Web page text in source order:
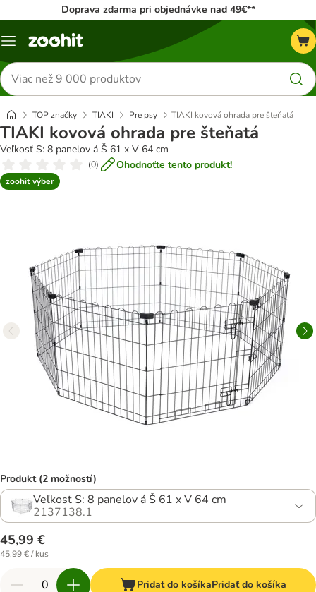
Doprava zdarma pri objednávke nad 49€**
Kategórie
Hľadať
produkty
TOP značky TIAKI Pre psy TIAKI kovová ohrada pre šteňatá
TIAKI kovová ohrada pre šteňatá
Veľkosť S: 8 panelov á Š 61 x V 64 cm
(0) Ohodnoťte tento produkt!
zoohit výber
Produkt (2 možností)
Veľkosť S: 8 panelov á Š 61 x V 64 cm
2137138.1
45,99 €
45,99 € / kus
Pridať do košíkaPridať do košíka